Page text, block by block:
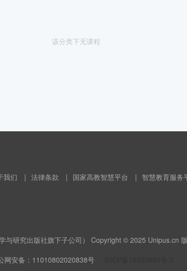
该分类下无课程
我们 | 法律条款 | 国家高教智慧平台 | 智慧教育服务
与研究出版社旗下子公司） Copyright © 2025 Unipus.cn
网安备：11010802020838号